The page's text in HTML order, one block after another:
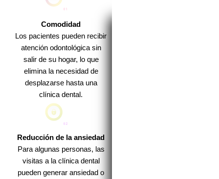
Comodidad
Los pacientes pueden recibir
atención odontológica sin
salir de su hogar, lo que
elimina la necesidad de
desplazarse hasta una
clínica dental.
Reducción de la ansiedad
Para algunas personas, las
visitas a la clínica dental
pueden generar ansiedad o